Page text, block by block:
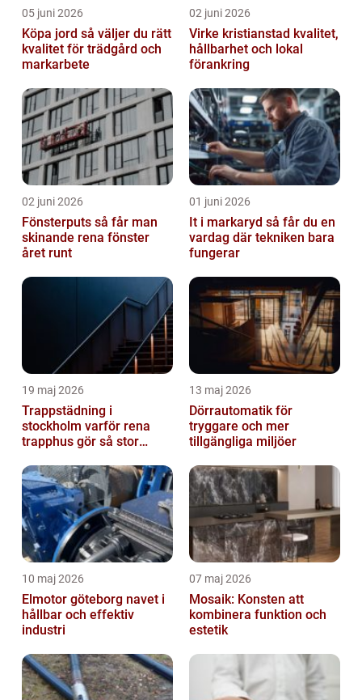
05 juni 2026
Köpa jord så väljer du rätt
kvalitet för trädgård och
markarbete
02 juni 2026
Virke kristianstad kvalitet,
hållbarhet och lokal
förankring
02 juni 2026
Fönsterputs så får man
skinande rena fönster
året runt
01 juni 2026
It i markaryd så får du en
vardag där tekniken bara
fungerar
19 maj 2026
Trappstädning i
stockholm varför rena
trapphus gör så stor
13 maj 2026
Dörrautomatik för
tryggare och mer
tillgängliga miljöer
10 maj 2026
Elmotor göteborg navet i
hållbar och effektiv
industri
07 maj 2026
Mosaik: Konsten att
kombinera funktion och
estetik